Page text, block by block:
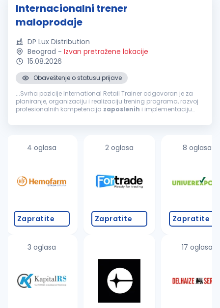
Internacionalni trener
maloprodaje
DP Lux Distribution
Beograd - Izvan pretražene lokacije
15.08.2026
Obaveštenje o statusu prijave
...Svrha pozicije International Retail Trainer odgovoran je za
planiranje, organizaciju i realizaciju trening programa, razvoj
profesionalnih kompetencija zaposlenih i implementaciju
4 oglasa
Zapratite
3 oglasa
2 oglasa
Zapratite
8 oglasa
Zapratite
17 oglasa